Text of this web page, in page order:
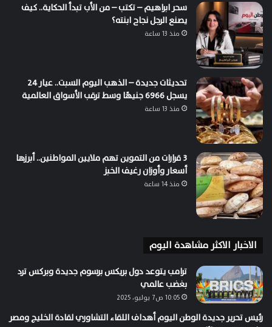
سحر ابراهيم – تكتب – من الأب تبدأ الحكاية.. كيف
يصنع الرجل نجاح ابنته؟
منذ 13 ساعة
تحديثات جديدة – الذهب اليوم السبت.. عيار 24
يسجل 6966 جنيهًا وسط ترقب الأسواق العالمية
منذ 13 ساعة
3 قرارات من التموين تهم ملايين المواطنين.. أبرزها
أسعار وأوزان رغيف الخبز
منذ 14 ساعة
الاخبار الاكثر مشاهدة اليوم
ترامب يتوعد دول بريكس برسوم جديدة وبركس ترد
بغضب عالمي
10:05 ص7 يوليو، 2025
رئيس تحرير جديدة الوطن اليوم أهداف اللقاء التشاوري لقادة الخليج ومصر